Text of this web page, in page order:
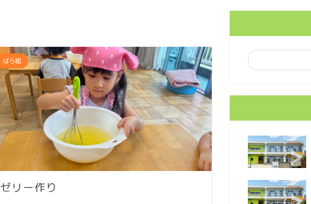
ばら組
ゼリー作り